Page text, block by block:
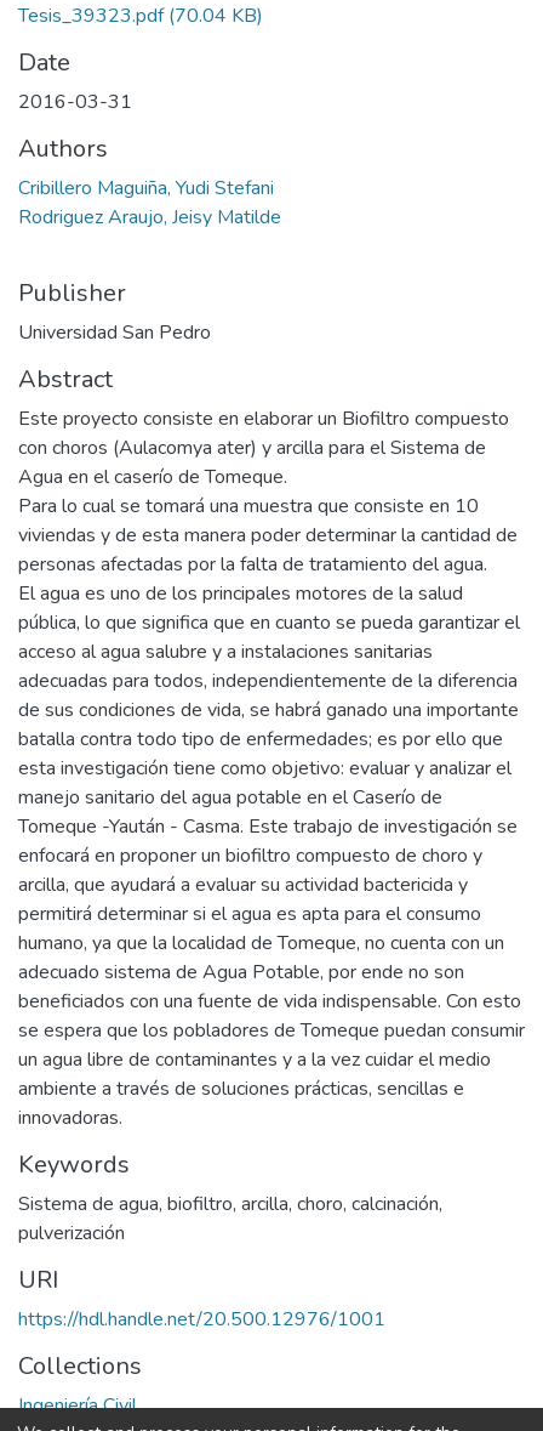
Tesis_39323.pdf(70.04 KB)
Date
2016-03-31
Authors
Cribillero Maguiña, Yudi Stefani
Rodriguez Araujo, Jeisy Matilde
Publisher
Universidad San Pedro
Abstract
Este proyecto consiste en elaborar un Biofiltro compuesto
con choros (Aulacomya ater) y arcilla para el Sistema de
Agua en el caserío de Tomeque.
Para lo cual se tomará una muestra que consiste en 10
viviendas y de esta manera poder determinar la cantidad de
personas afectadas por la falta de tratamiento del agua.
El agua es uno de los principales motores de la salud
pública, lo que significa que en cuanto se pueda garantizar el
acceso al agua salubre y a instalaciones sanitarias
adecuadas para todos, independientemente de la diferencia
de sus condiciones de vida, se habrá ganado una importante
batalla contra todo tipo de enfermedades; es por ello que
esta investigación tiene como objetivo: evaluar y analizar el
manejo sanitario del agua potable en el Caserío de
Tomeque -Yaután - Casma. Este trabajo de investigación se
enfocará en proponer un biofiltro compuesto de choro y
arcilla, que ayudará a evaluar su actividad bactericida y
permitirá determinar si el agua es apta para el consumo
humano, ya que la localidad de Tomeque, no cuenta con un
adecuado sistema de Agua Potable, por ende no son
beneficiados con una fuente de vida indispensable. Con esto
se espera que los pobladores de Tomeque puedan consumir
un agua libre de contaminantes y a la vez cuidar el medio
ambiente a través de soluciones prácticas, sencillas e
innovadoras.
Keywords
Sistema de agua, biofiltro, arcilla, choro, calcinación,
pulverización
URI
https://hdl.handle.net/20.500.12976/1001
Collections
Ingeniería Civil